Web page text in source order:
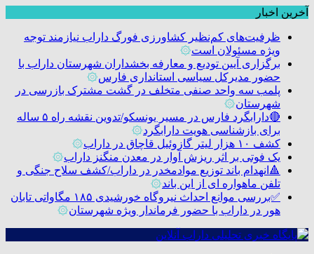
آخرین اخبار
ظرفیت‌های کم‌نظیر کشاورزی فورگ داراب نیازمند توجه
ویژه مسئولان است۞
برگزاری آیین تودیع و معارفه بخشداران شهرستان داراب با
حضور مدیرکل سیاسی استانداری فارس۞
پلمب سه واحد صنفی متخلف در گشت مشترک بازرسی در
شهرستان۞
🔴دارابگرد فارس در مسیر یونسکو/تدوین نقشه راه ۵ ساله
برای بازشناسی هویت دارابگرد۞
کشف ۱۰ هزار لیتر گازوئیل قاچاق در داراب
۞
یک فوتی بر اثر ریزش آوار در معدن منگنز داراب۞
🔺انهدام باند توزیع موادمخدر در داراب/کشف سلاح جنگی و
تلفن ماهواره ای از این باند۞
✅بررسی موانع احداث نیروگاه خورشیدی ۱۸۵ مگاواتی تابان
هور در داراب با حضور فرماندار ویژه شهرستان۞